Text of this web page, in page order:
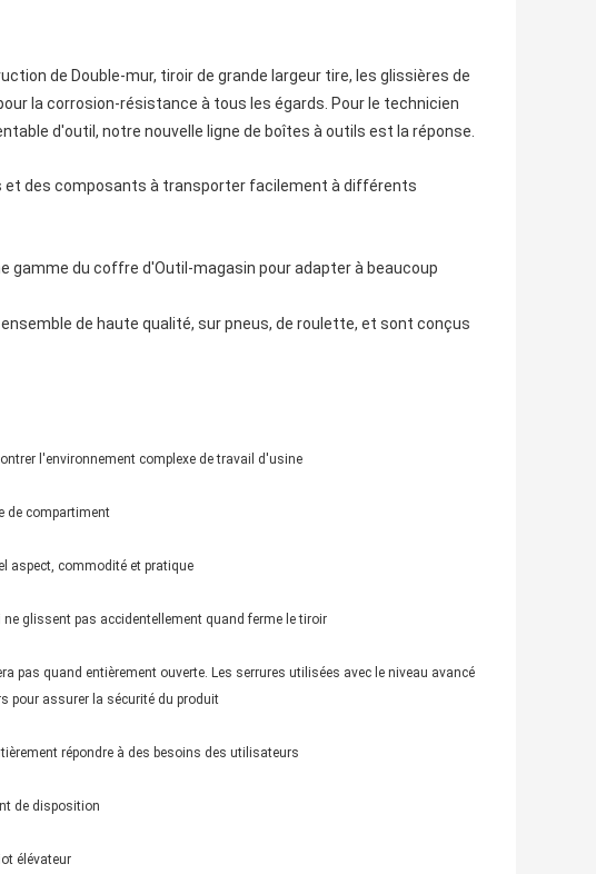
de Double-mur, tiroir de grande largeur tire, les glissières de
la corrosion-résistance à tous les égards. Pour le technicien
d'outil, notre nouvelle ligne de boîtes à outils est la réponse.
et des composants à transporter facilement à différents
gamme du coffre d'Outil-magasin pour adapter à beaucoup
de haute qualité, sur pneus, de roulette, et sont conçus
l'environnement complexe de travail d'usine
de compartiment
aspect, commodité et pratique
glissent pas accidentellement quand ferme le tiroir
pas quand entièrement ouverte. Les serrures utilisées avec le niveau avancé
pour assurer la sécurité du produit
répondre à des besoins des utilisateurs
de disposition
élévateur